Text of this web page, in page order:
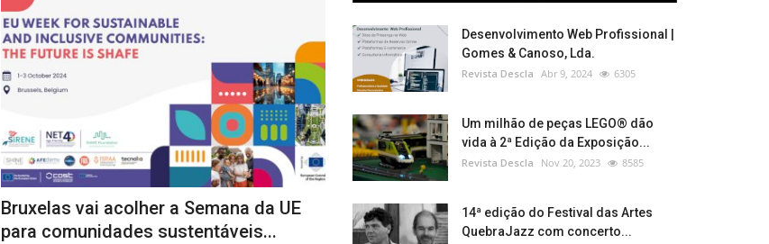
Bruxelas vai acolher a Semana da UE
para comunidades sustentáveis...
Desenvolvimento Web Profissional |
Gomes & Canoso, Lda.
Revista Descla Abr 9, 2024 6305
Um milhão de peças LEGO® dão
vida à 2ª Edição da Exposição...
Revista Descla Nov 20, 2023 8585
14ª edição do Festival das Artes
QuebraJazz com concerto...